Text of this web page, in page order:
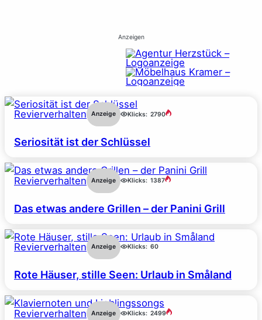
Anzeigen
Revierverhalten Anzeige Klicks: 2790
Seriosität ist der Schlüssel
Revierverhalten Anzeige Klicks: 1387
Das etwas andere Grillen – der Panini Grill
Revierverhalten Anzeige Klicks: 60
Rote Häuser, stille Seen: Urlaub in Småland
Revierverhalten Anzeige Klicks: 2499